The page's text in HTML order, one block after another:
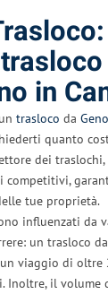
in
trasloco da
quanto
dei traslochi,
competitivi,
tue proprietà.
influenzati da
un trasloco
viaggio di oltre
Inoltre, il volume